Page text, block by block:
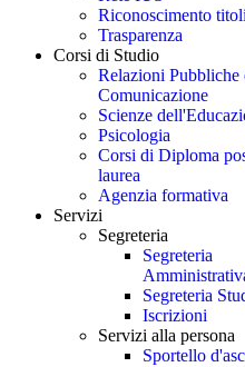
Riconoscimento titoli
Trasparenza
Corsi di Studio
Relazioni Pubbliche
Comunicazione
Scienze
Psicologia
Corsi di Diploma
laurea
Agenzia formativa
Servizi
Segreteria
Segreteria
Segreteria
Iscrizioni
Servizi alla persona
Sportello